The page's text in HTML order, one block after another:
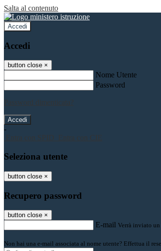
Salta al contenuto
Accedi
Accedi
button close ×
Nome Utente
Password
Password dimenticata?
-
Entra con SPID
Entra con CIE
Seleziona utente
button close ×
Recupero password
button close ×
E-mail Verrà inviato
Non hai una e-mail associata al nome utente? Effettua il